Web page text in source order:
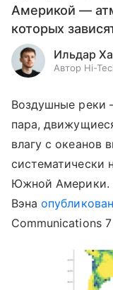
Америкой —
которых
Ильдар
Автор Hi-
Воздушные реки
пара,
влагу с океанов
систематически
Южной Америки.
Вэна
Communications